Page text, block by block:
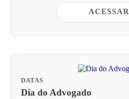
ACESSAR
DATAS
Dia do Advogado